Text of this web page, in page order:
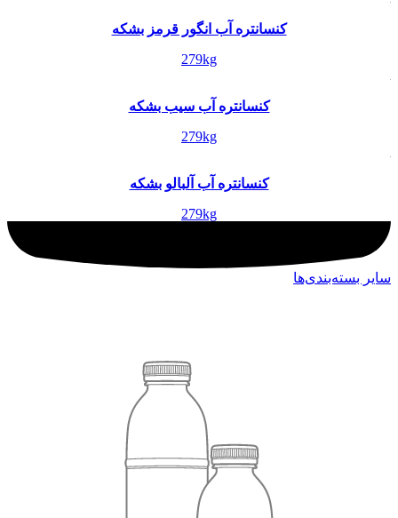
کنسانتره آب انگور قرمز بشکه
279kg
کنسانتره آب سیب بشکه
279kg
کنسانتره آب آلبالو بشکه
279kg
سایر بسته‌بندی‌ها